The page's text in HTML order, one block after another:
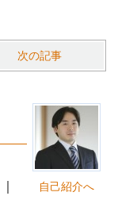
次の記事
自己紹介へ